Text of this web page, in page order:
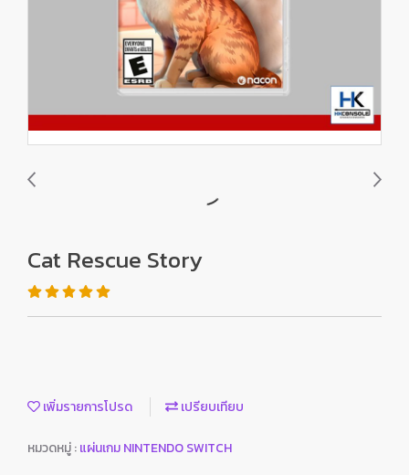
Cat Rescue Story
เพิ่มรายการโปรด เปรียบเทียบ
หมวดหมู่ :แผ่นเกม NINTENDO SWITCH